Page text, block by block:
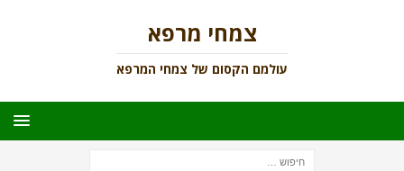
צמחי מרפא
עולמם הקסום של צמחי המרפא